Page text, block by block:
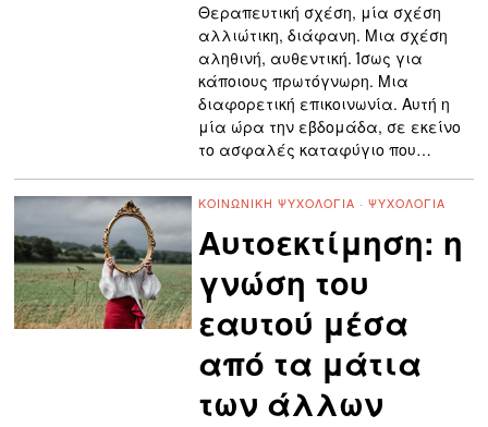
Θεραπευτική σχέση, μία σχέση
αλλιώτικη, διάφανη. Μια σχέση
αληθινή, αυθεντική. Ίσως για
κάποιους πρωτόγνωρη. Μια
διαφορετική επικοινωνία. Αυτή η
μία ώρα την εβδομάδα, σε εκείνο
το ασφαλές καταφύγιο που…
ΚΟΙΝΩΝΙΚΉ ΨΥΧΟΛΟΓΊΑ · ΨΥΧΟΛΟΓΊΑ
Αυτοεκτίμηση: η
γνώση του
εαυτού μέσα
από τα μάτια
των άλλων